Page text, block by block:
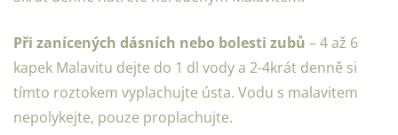
Při zanícených dásních nebo bolesti zubů – 4 až 6
kapek Malavitu dejte do 1 dl vody a 2-4krát denně si
tímto roztokem vyplachujte ústa. Vodu s malavitem
nepolykejte, pouze proplachujte.